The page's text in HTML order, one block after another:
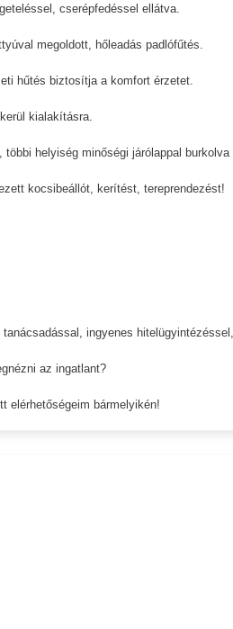
cserépfedéssel ellátva.
megoldott, hőleadás padlófűtés.
hűtés biztosítja a komfort érzetet.
kialakításra.
többi helyiség minőségi járólappal
kocsibeállót, kerítést, tereprendezést!
ingyenes
az ingatlant?
elérhetőségeim bármelyikén!